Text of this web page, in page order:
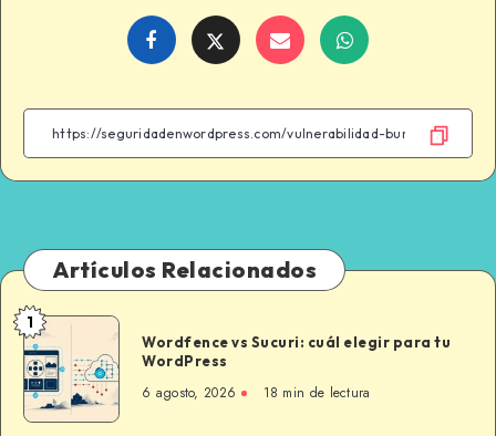
Share
Facebook
Share
Twitter
Share
Email
Share
WhatsApp
Artículos Relacionados
Wordfence
vs
Sucuri:
cuál
elegir
1
Wordfence vs Sucuri: cuál elegir para tu
WordPress
6 agosto, 2026 18 min de lectura